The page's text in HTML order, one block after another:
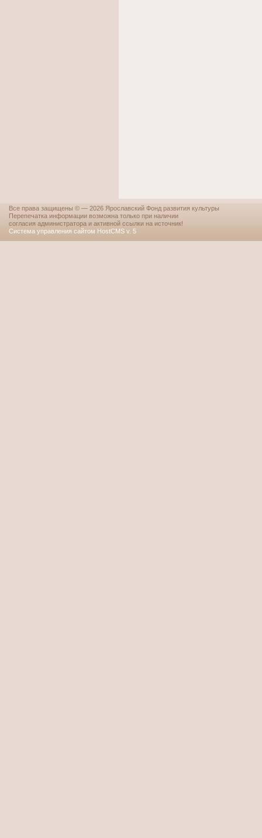
Все права защищены © — 2026 Ярославский Фонд развития культуры
Перепечатка информации возможна только при наличии
согласия администратора и активной ссылки на источник!
Система управления сайтом HostCMS v. 5